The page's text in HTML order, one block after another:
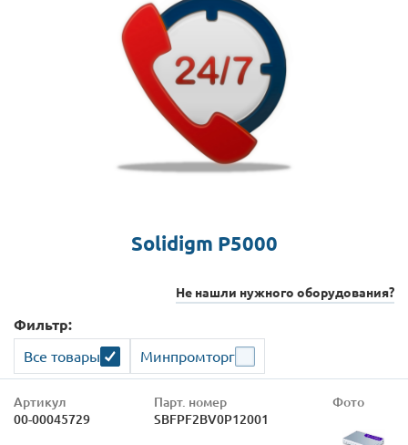
Solidigm P5000
Не нашли нужного оборудования?
Фильтр:
Все товары Минпромторг
Артикул
00-00045729
Парт. номер
SBFPF2BV0P12001
Фото